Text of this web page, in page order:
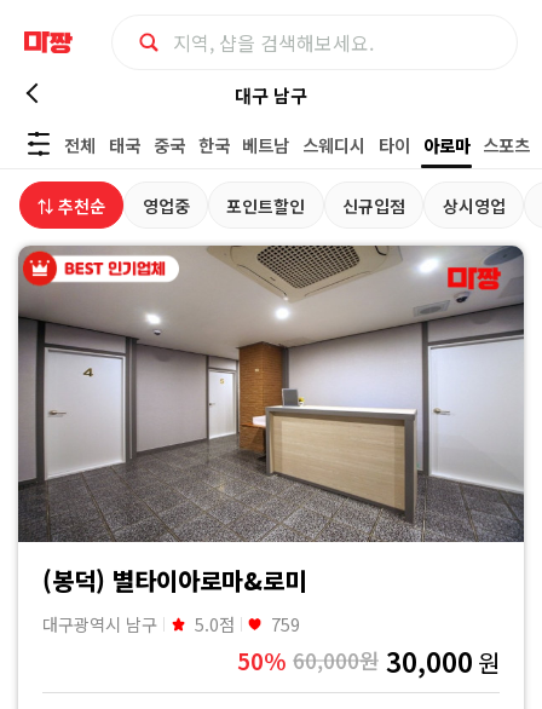
대
구
남
구
아
마
마
대구 남구
전체
태국 중국 한국 베트남 스웨디시 타이 아로마 스포츠
⇅ 추천순 영업중 포인트할인 신규입점 상시영업
(봉덕) 별타이아로마&로미
대구광역시 남구 5.0점 759
50% 60,000원 30,000 원